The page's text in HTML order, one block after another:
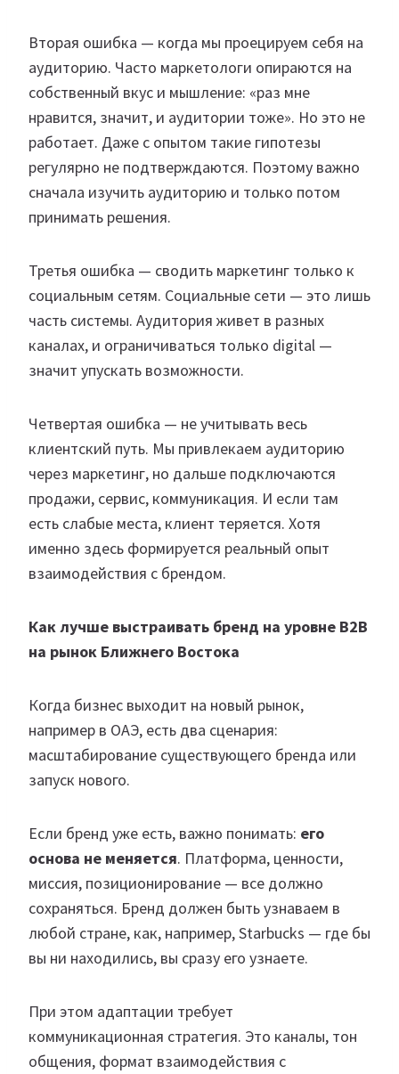
Вторая ошибка — когда мы проецируем себя на
аудиторию. Часто маркетологи опираются на
собственный вкус и мышление: «раз мне
нравится, значит, и аудитории тоже». Но это не
работает. Даже с опытом такие гипотезы
регулярно не подтверждаются. Поэтому важно
сначала изучить аудиторию и только потом
принимать решения.
Третья ошибка — сводить маркетинг только к
социальным сетям. Социальные сети — это лишь
часть системы. Аудитория живет в разных
каналах, и ограничиваться только digital —
значит упускать возможности.
Четвертая ошибка — не учитывать весь
клиентский путь. Мы привлекаем аудиторию
через маркетинг, но дальше подключаются
продажи, сервис, коммуникация. И если там
есть слабые места, клиент теряется. Хотя
именно здесь формируется реальный опыт
взаимодействия с брендом.
Как лучше выстраивать бренд на уровне B2B
на рынок Ближнего Востока
Когда бизнес выходит на новый рынок,
например в ОАЭ, есть два сценария:
масштабирование существующего бренда или
запуск нового.
Если бренд уже есть, важно понимать: его
основа не меняется. Платформа, ценности,
миссия, позиционирование — все должно
сохраняться. Бренд должен быть узнаваем в
любой стране, как, например, Starbucks — где бы
вы ни находились, вы сразу его узнаете.
При этом адаптации требует
коммуникационная стратегия. Это каналы, тон
общения, формат взаимодействия с